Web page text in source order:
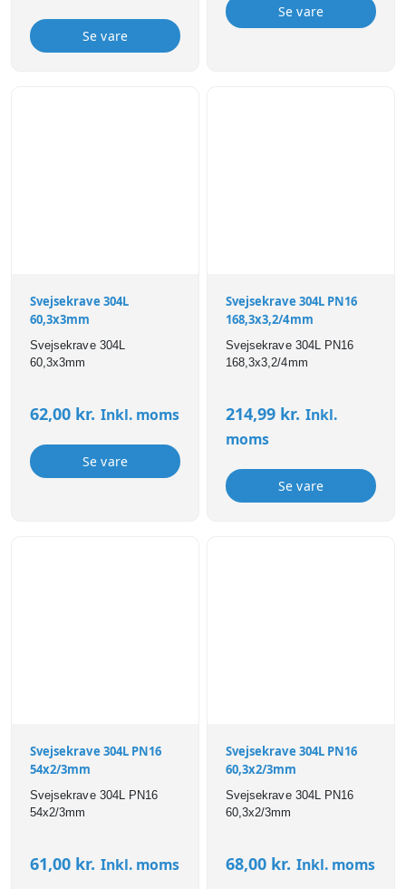
Se vare
Se vare
Svejsekrave 304L
60,3x3mm
Svejsekrave 304L
60,3x3mm
62,00 kr. Inkl. moms
Se vare
Svejsekrave 304L PN16
168,3x3,2/4mm
Svejsekrave 304L PN16
168,3x3,2/4mm
214,99 kr. Inkl.
moms
Se vare
Svejsekrave 304L PN16
54x2/3mm
Svejsekrave 304L PN16
54x2/3mm
61,00 kr. Inkl. moms
Svejsekrave 304L PN16
60,3x2/3mm
Svejsekrave 304L PN16
60,3x2/3mm
68,00 kr. Inkl. moms